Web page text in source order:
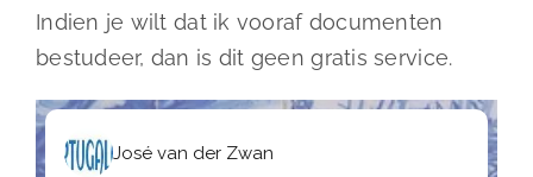
Indien je wilt dat ik vooraf documenten
bestudeer, dan is dit geen gratis service.